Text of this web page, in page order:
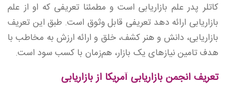
کاتلر پدر علم بازاریابی است و مطمئنا تعریفی که او از علم
بازاریابی ارائه دهد تعریفی قابل وثوق است. طبق این تعریف
بازاریابی، دانش و هنر کشف، خلق و ارائه ارزش به مخاطب با
هدف تامین نیازهای یک بازار، هم‌زمان با کسب سود است.
تعریف انجمن بازاریابی آمریکا از بازاریابی